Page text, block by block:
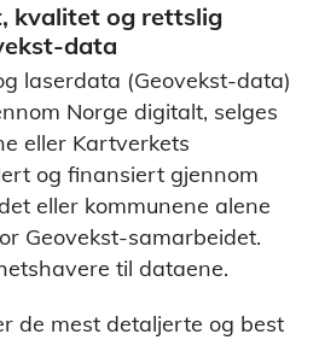
kvalitet og rettslig
data
laserdata (Geovekst-data)
Norge digitalt, selges
eller Kartverkets
og finansiert gjennom
eller kommunene alene
Geovekst-samarbeidet.
til dataene.
de mest detaljerte og best